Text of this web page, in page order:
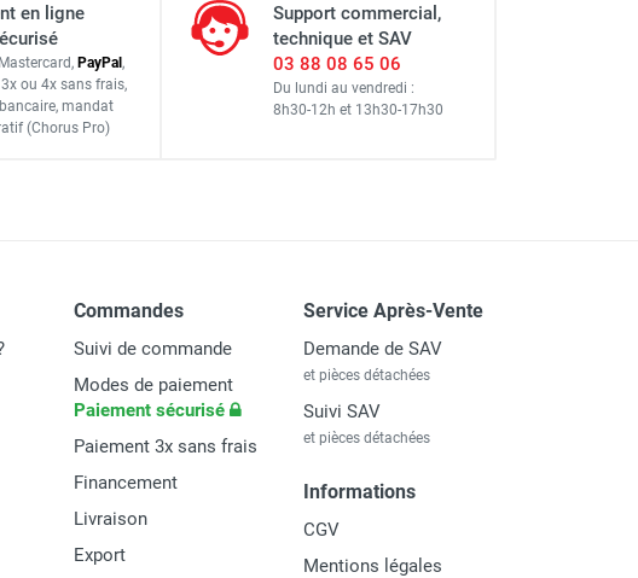
en ligne
PayPal,
3x ou 4x sans frais,
, mandat
(Chorus Pro)
Support commercial,
technique et SAV
03 88 08 65 06
Du lundi au vendredi :
8h30-12h et 13h30-17h30
Commandes
Suivi de commande
Modes de paiement
Paiement sécurisé
Paiement 3x sans frais
Financement
Livraison
Export
Service Après-Vente
Demande de SAV
et pièces détachées
Suivi SAV
et pièces détachées
Informations
CGV
Mentions légales